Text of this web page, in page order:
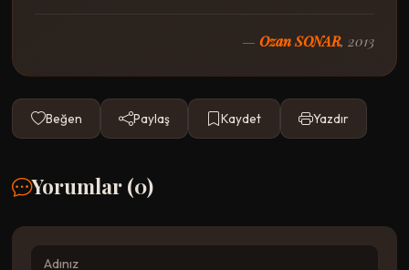
— Ozan SONAR, 2013
Beğen Paylaş Kaydet Yazdır
Yorumlar (0)